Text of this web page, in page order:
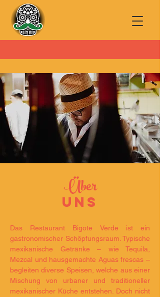
Über
UNS
Das Restaurant Bigote Verde ist ein
gastronomischer Schöpfungsraum. Typische
mexikanische Getränke – wie Tequila,
Mezcal und hausgemachte Aguas frescas –
begleiten diverse Speisen, welche aus einer
Mischung von urbaner und traditioneller
mexikanischer Küche entstehen. Doch nicht